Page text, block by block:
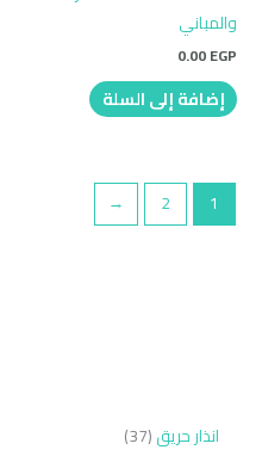
انذار حريق 37
والمباني
0.00EGP
إضافة إلى السلة
1
2
←